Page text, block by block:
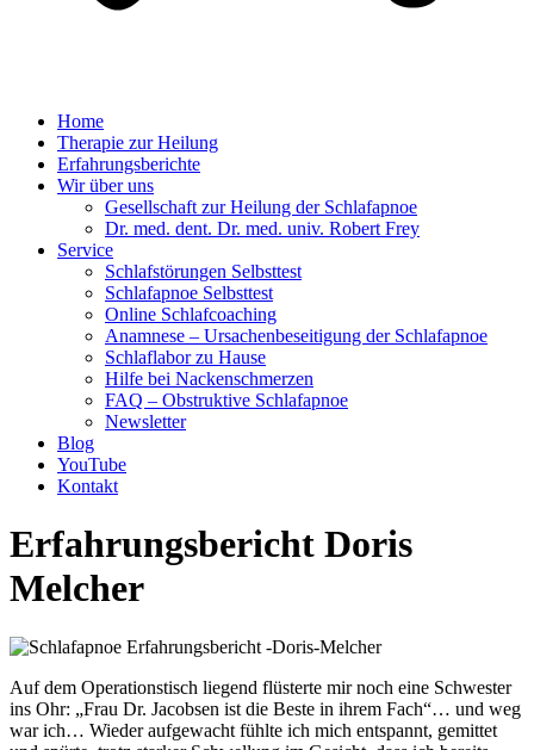
Home
Therapie zur Heilung
Erfahrungsberichte
Wir über uns
Gesellschaft zur Heilung der Schlafapnoe
Dr. med. dent. Dr. med. univ. Robert Frey
Service
Schlafstörungen Selbsttest
Schlafapnoe Selbsttest
Online Schlafcoaching
Anamnese – Ursachenbeseitigung der Schlafapnoe
Schlaflabor zu Hause
Hilfe bei Nackenschmerzen
FAQ – Obstruktive Schlafapnoe
Newsletter
Blog
YouTube
Kontakt
Erfahrungsbericht Doris
Melcher
Auf dem Operationstisch liegend flüsterte mir noch eine Schwester
ins Ohr: „Frau Dr. Jacobsen ist die Beste in ihrem Fach“… und weg
war ich… Wieder aufgewacht fühlte ich mich entspannt, gemittet